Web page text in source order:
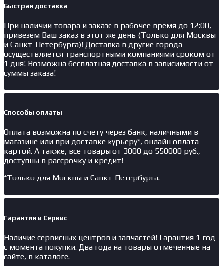
Быстрая доставка
При наличии товара и заказе в рабочее время до 12:00,
привезем Ваш заказ в этот же день (Только для Москвы
и Санкт-Петербурга)! Доставка в другие города
осуществляется транспортными компаниями сроком от
1 дня! Возможна бесплатная доставка в зависимости от
суммы заказа!
Способы оплаты
Оплата возможна по счету через банк, наличными в
магазине или при доставке курьеру*, онлайн оплата
картой. А также, все товары от 3000 до 550000 руб.,
доступны в рассрочку и кредит!
*Только для Москвы и Санкт-Петербурга.
Гарантия и Сервис
Наличие сервисных центров и запчастей! Гарантия 1 год
с момента покупки. Два года на товары отмеченные на
сайте, в каталоге.